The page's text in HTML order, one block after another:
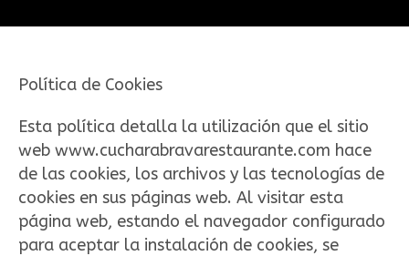
Política de Cookies
Esta política detalla la utilización que el sitio
web www.cucharabravarestaurante.com hace
de las cookies, los archivos y las tecnologías de
cookies en sus páginas web. Al visitar esta
página web, estando el navegador configurado
para aceptar la instalación de cookies, se